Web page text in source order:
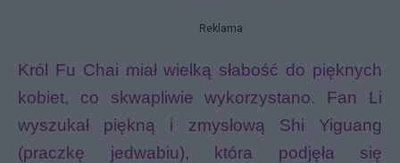
Reklama
Król Fu Chai miał wielką słabość do pięknych
kobiet, co skwapliwie wykorzystano. Fan Li
wyszukał piękną i zmysłową Shi Yiguang
(praczkę jedwabiu), która podjęła się